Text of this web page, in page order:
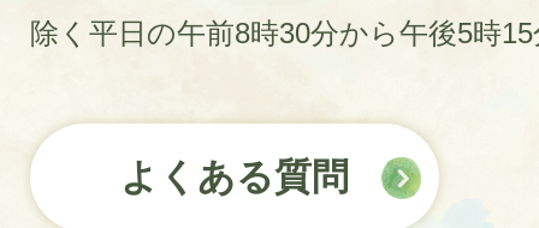
除く平日の午前8時30分から午後5時
よくある質問